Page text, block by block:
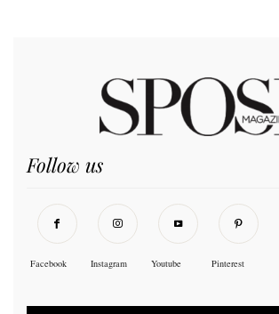
Follow us
Facebook Instagram Youtube Pinterest